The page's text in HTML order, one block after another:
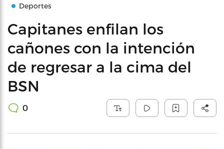
Deportes
Capitanes enfilan los
cañones con la intención
de regresar a la cima del
BSN
0